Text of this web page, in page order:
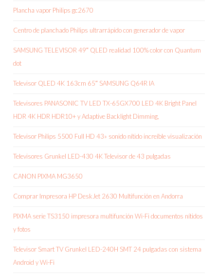
Plancha vapor Philips gc2670
Centro de planchado Philips ultrarrápido con generador de vapor
SAMSUNG TELEVISOR 49″ QLED realidad 100% color con Quantum
dot
Televisor QLED 4K 163cm 65″ SAMSUNG Q64R IA
Televisores PANASONIC TV LED TX-65GX700 LED 4K Bright Panel
HDR 4K HDR HDR10+ y Adaptive Backlight Dimming,
Televisor Philips 5500 Full HD 43» sonido nítido increíble visualización
Televisores Grunkel LED-430 4K Televisor de 43 pulgadas
CANON PIXMA MG3650
Comprar Impresora HP DeskJet 2630 Multifunción en Andorra
PIXMA serie TS3150 impresora multifunción Wi-Fi documentos nítidos
y fotos
Televisor Smart TV Grunkel LED-240H SMT 24 pulgadas con sistema
Android y Wi-Fi